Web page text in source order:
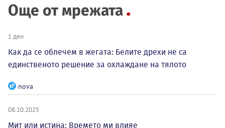
Още от мрежата
1 ден
Как да се облечем в жегата: Белите дрехи не са
единственото решение за охлаждане на тялото
nova
08.10.2025
Мит или истина: Времето ми влияе